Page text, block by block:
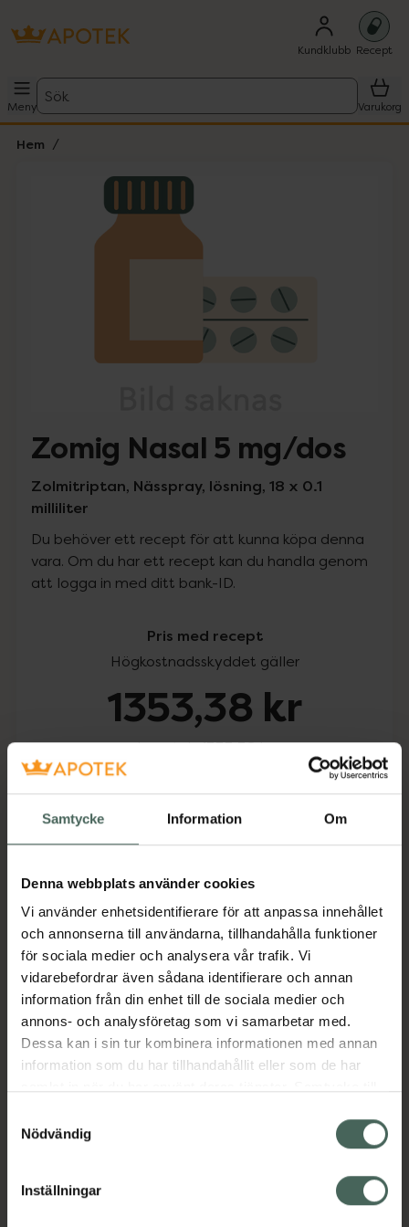
Samtycke Information Om
Denna webbplats använder cookies
Vi använder enhetsidentifierare för att anpassa innehållet
och annonserna till användarna, tillhandahålla funktioner
för sociala medier och analysera vår trafik. Vi
vidarebefordrar även sådana identifierare och annan
information från din enhet till de sociala medier och
annons- och analysföretag som vi samarbetar med.
Dessa kan i sin tur kombinera informationen med annan
information som du har tillhandahållit eller som de har
återkalla ditt samtycke via webbplatsens
cookieinställningar. Ett återkallat samtycke påverkar inte
lagligheten av behandling som skett innan återkallelsen.
Nödvändig
Inställningar
Kundklubb Recept
Meny
Sök
Varukorg
Hem
Lista: . Innehåller 1 objekt.
Zomig Nasal 5 mg/dos
Zolmitriptan, Nässpray, lösning, 18 x 0.1
milliliter
Du behöver ett recept för att kunna köpa denna
vara. Om du har ett recept kan du handla genom
att logga in med ditt bank-ID.
Pris med recept
Högkostnadsskyddet gäller
1353,38 kr
I apotek:1353,38 kr
Köp via ditt recept
Aktuella erbjudanden
Beskrivning Dölj
Läs alltid bipacksedeln innan
användning.
EAN:
04032129076174
Bipacksedel från FASS Visa